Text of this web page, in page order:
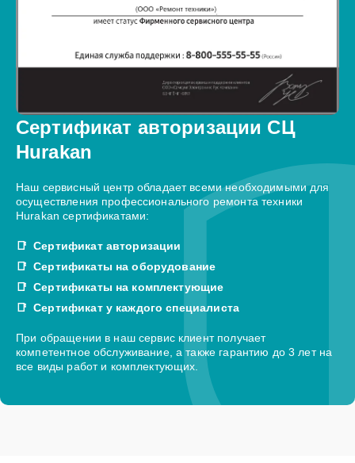
Сертификат авторизации СЦ
Hurakan
Наш сервисный центр обладает всеми необходимыми для
осуществления профессионального ремонта техники
Hurakan сертификатами:
Сертификат авторизации
Сертификаты на оборудование
Сертификаты на комплектующие
Сертификат у каждого специалиста
При обращении в наш сервис клиент получает
компетентное обслуживание, а также гарантию до 3 лет на
все виды работ и комплектующих.